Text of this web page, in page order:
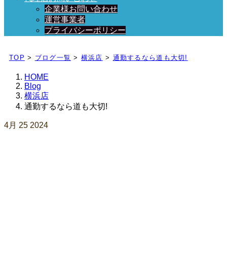
企業様お問い合わせ
運営事業者
プライバシーポリシー
日々、ブログを更新中！
TOP > ブログ一覧 > 横浜店 > 通勤するなら道も大切!
HOME
Blog
横浜店
通勤するなら道も大切!
4月 25 2024